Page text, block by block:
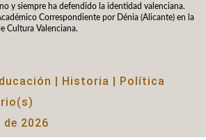
y siempre ha defendido la identidad valenciana.
Correspondiente por Dénia (Alicante) en la
Cultura Valenciana.
Historia
Política
2026